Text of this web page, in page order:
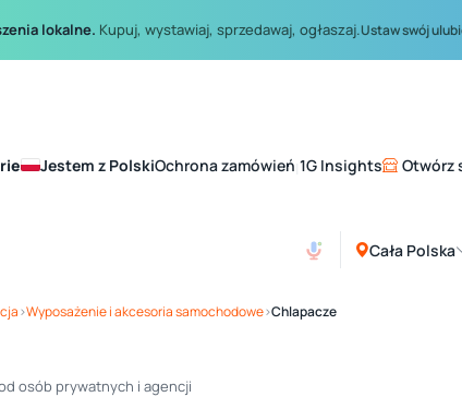
lokalne. Kupuj, wystawiaj, sprzedawaj, ogłaszaj.Ustaw swój
Jestem z PolskiOchrona zamówień 1G Insights Otwórz
Cała Polska
›Wyposażenie i akcesoria samochodowe›Chlapacze
osób prywatnych i agencji